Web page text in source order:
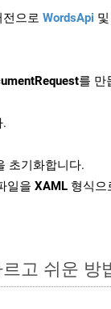
으로 WordsApi 및
를 만
.
초기화합니다.
일을 XAML 형식으
고 쉬운 방